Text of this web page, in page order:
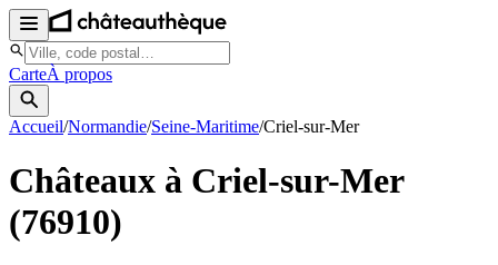
CarteÀ propos
Accueil/Normandie/Seine-Maritime/Criel-sur-Mer
Châteaux à Criel-sur-Mer
(76910)